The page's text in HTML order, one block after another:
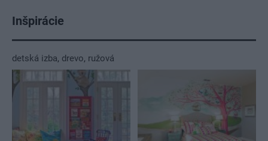
Inšpirácie
detská izba, drevo, ružová